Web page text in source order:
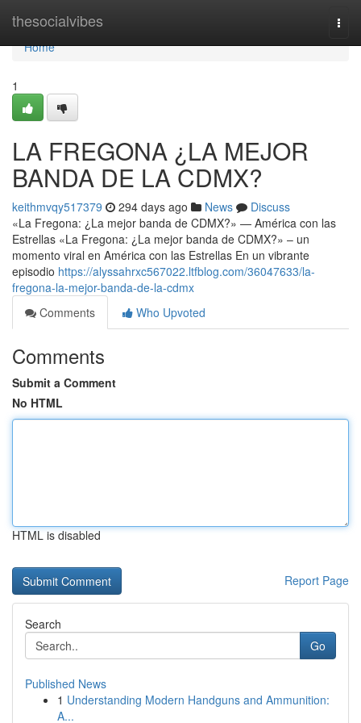
thesocialvibes
Home
Home
1
LA FREGONA ¿LA MEJOR
BANDA DE LA CDMX?
keithmvqy517379 294 days ago News
Discuss
«La Fregona: ¿La mejor banda de CDMX?» — América con las
Estrellas «La Fregona: ¿La mejor banda de CDMX?» – un
momento viral en América con las Estrellas En un vibrante
episodio https://alyssahrxc567022.ltfblog.com/36047633/la-
fregona-la-mejor-banda-de-la-cdmx
Comments
Who Upvoted
Comments
Submit a Comment
No HTML
HTML is disabled
Report Page
Search
Go
Published News
1 Understanding Modern Handguns and Ammunition:
A...